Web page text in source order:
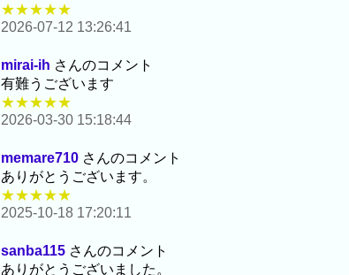
★★★★★
2026-07-12 13:26:41
mirai-ih さんのコメント
有難うございます
★★★★★
2026-03-30 15:18:44
memare710 さんのコメント
ありがとうございます。
★★★★★
2025-10-18 17:20:11
sanba115 さんのコメント
ありがとうございました。